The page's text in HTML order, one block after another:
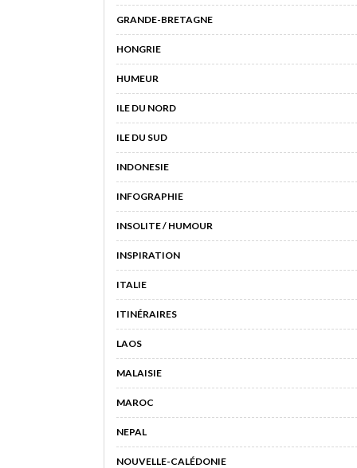
GRANDE-BRETAGNE
HONGRIE
HUMEUR
ILE DU NORD
ILE DU SUD
INDONESIE
INFOGRAPHIE
INSOLITE / HUMOUR
INSPIRATION
ITALIE
ITINÉRAIRES
LAOS
MALAISIE
MAROC
NEPAL
NOUVELLE-CALÉDONIE